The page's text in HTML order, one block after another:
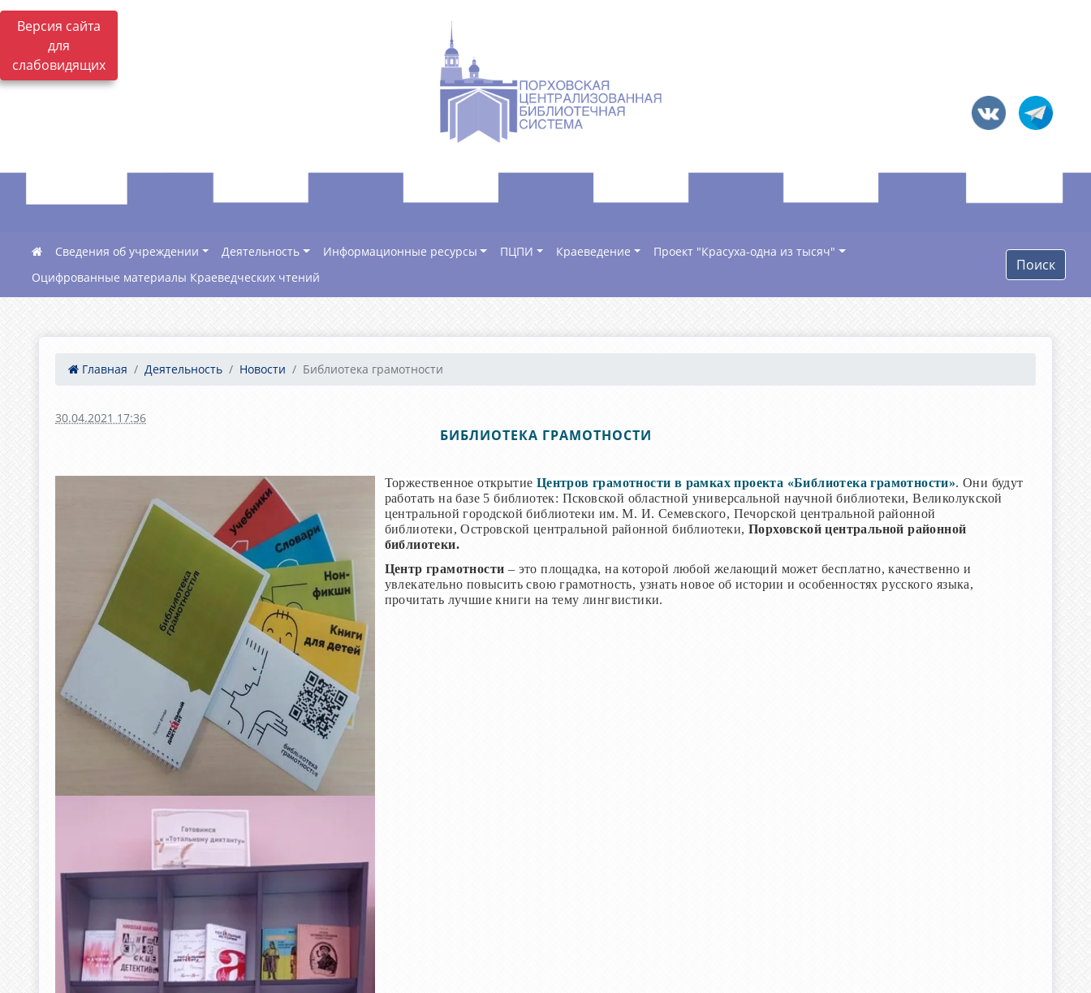
Версия сайта
для
слабовидящих
Сведения об учреждении Деятельность Информационные ресурсы ПЦПИ Краеведение
Проект "Красуха-одна из тысяч"
Оцифрованные материалы Краеведческих чтений
Поиск
Главная Деятельность Новости Библиотека грамотности
30.04.2021 17:36
БИБЛИОТЕКА ГРАМОТНОСТИ
Торжественное открытие Центров грамотности в рамках проекта «Библиотека грамотности». Они будут
работать на базе 5 библиотек: Псковской областной универсальной научной библиотеки, Великолукской
центральной городской библиотеки им. М. И. Семевского, Печорской центральной районной
библиотеки, Островской центральной районной библиотеки,Порховской центральной районной
библиотеки.
Центр грамотности – это площадка, на которой любой желающий может бесплатно, качественно и
увлекательно повысить свою грамотность, узнать новое об истории и особенностях русского языка,
прочитать лучшие книги на тему лингвистики.